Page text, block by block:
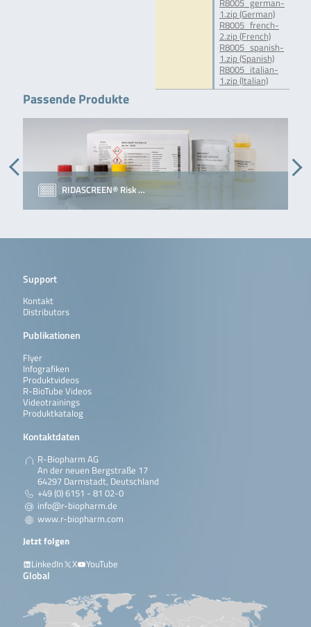
R8005_german-
1.zip (German)
R8005_french-
2.zip (French)
R8005_spanish-
1.zip (Spanish)
R8005_italian-
1.zip (Italian)
Passende Produkte
RIDASCREEN® Risk …
Support
Kontakt
Distributors
Publikationen
Flyer
Infografiken
Produktvideos
R-BioTube Videos
Videotrainings
Produktkatalog
Kontaktdaten
R-Biopharm AG
An der neuen Bergstraße 17
64297 Darmstadt, Deutschland
+49 (0) 6151 - 81 02-0
info@r-biopharm.de
www.r-biopharm.com
Jetzt folgen
LinkedIn
X YouTube
Global